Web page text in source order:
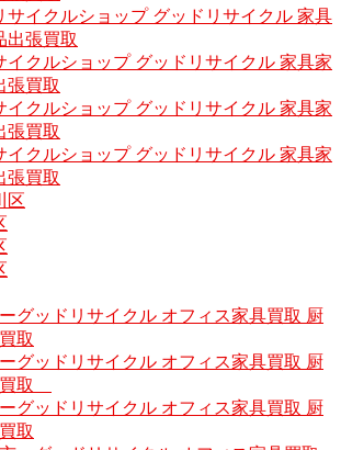
サイクルショップ グッドリサイクル 家具
出張買取
イクルショップ グッドリサイクル 家具家
張買取
イクルショップ グッドリサイクル 家具家
張買取
イクルショップ グッドリサイクル 家具家
張買取
区
グッドリサイクル オフィス家具買取 厨
取
グッドリサイクル オフィス家具買取 厨
買取
グッドリサイクル オフィス家具買取 厨
取